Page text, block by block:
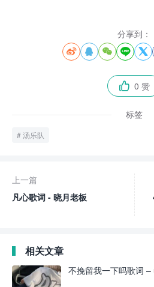
分享到：
    
 0 赞
标签
汤乐队
上一篇
凡心歌词 - 晓月老板
相关文章
不挽留我一下吗歌词 –